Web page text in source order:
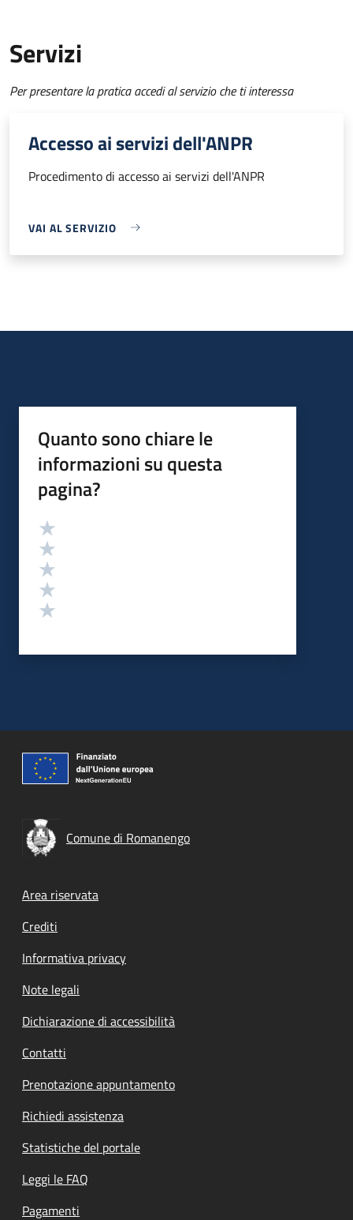
Servizi
Per presentare la pratica accedi al servizio che ti interessa
Accesso ai servizi dell'ANPR
Procedimento di accesso ai servizi dell'ANPR
VAI AL SERVIZIO
Quanto sono chiare le
informazioni su questa
pagina?
Valutazione
Comune di Romanengo
Footer menu
Area riservata
Crediti
Informativa privacy
Note legali
Dichiarazione di accessibilità
Contatti
Prenotazione appuntamento
Richiedi assistenza
Statistiche del portale
Leggi le FAQ
Pagamenti